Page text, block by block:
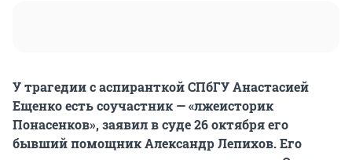
У трагедии с аспиранткой СПбГУ Анастасией
Ещенко есть соучастник — «лжеисторик
Понасенков», заявил в суде 26 октября его
бывший помощник Александр Лепихов. Его